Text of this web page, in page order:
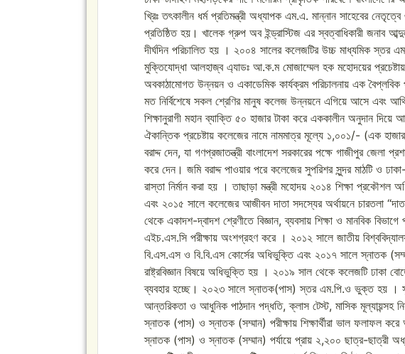
খ্রিঃ তৎকালীন ধর্ম প্রতিমন্ত্রী অধ্যাপক এম.এ. মান্নান সাহেবের
প্রতিষ্ঠিত হয়। খালেক গ্রুপ অব ইন্ড্রাস্টিজ এর স্বত্বাধিকারী জনাব
দীর্ঘদিন পরিচালিত হয় । ২০০৪ সালের কলেজটির উচ্চ মাধ্যমিক
মুক্তিযোদ্ধা আলহাজ্ব এ্যাডঃ আ.ক.ম মোজাম্মেল হক মহোদয়ের
অবকাঠামোগত উন্নয়ন ও একাডেমিক কার্যক্রম পরিচালনায় এক বৈপ্লবিক
মত নির্বিশেষে সকল শ্রেণির মানুষ কলেজ উন্নয়নে এগিয়ে আসে এবং
শিক্ষানুরাগী মহান ব্যাক্তি ৫০ হাজার টাকা করে এককালীন অনুদান
ঐকান্তিক প্রচেষ্টায় কলেজের নামে নামমাত্র মূল্যে ১,০০১/- (এক
বরাদ্দ দেন, যা গণপ্রজাতন্ত্রী বাংলাদেশ সরকারের পক্ষে গাজীপুর জেলা
করে দেন। জমি বরাদ্দ পাওয়ার পরে কলেজের সুপরিশর সুন্দর মাঠটি ও
রাস্তা নির্মান করা হয় । তাছাড়া মন্ত্রী মহোদয় ২০১৪ শিক্ষা প্রকৌশল
এবং ২০১৫ সালে কলেজের আজীবন দাতা সদস্যের অর্থায়নে চারতলা
থেকে একাদশ-দ্বাদশ শ্রেণীতে বিজ্ঞান, ব্যবসায় শিক্ষা ও মানবিক
এইচ.এস.সি পরীক্ষায় অংশগ্রহণ করে । ২০১২ সালে জাতীয়
বি.এস.এস ও বি.বি.এস কোর্সের অধিভুক্তি এবং ২০১৭ সালে স্নাতক
রাষ্ট্রবিজ্ঞান বিষয়ে অধিভুক্তি হয় । ২০১৯ সাল থেকে কলেজটি ঢাকা
ব্যবহার হচ্ছে। ২০২৩ সালে স্নাতক(পাস) স্তর এম.পি.ও ভুক্ত হয় ।
আন্তরিকতা ও আধুনিক পাঠদান পদ্ধতি, ক্লাস টেস্ট, মাসিক মূল্যায়ন্সহ
স্নাতক (পাস) ও স্নাতক (সম্মান) পরীক্ষায় শিক্ষার্থীরা ভাল ফলাফল
স্নাতক (পাস) ও স্নাতক (সম্মান) পর্যায়ে প্রায় ২,২০০ ছাত্র-